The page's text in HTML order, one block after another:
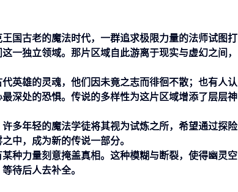
国古老的魔法时代，一群追求极限力量的法师试图打
一独立领域。那片区域自此游离于现实与虚幻之间，
英雄的灵魂，他们因未竟之志而徘徊不散；也有人认
深处的恐惧。传说的多样性为这片区域增添了层层神
多年轻的魔法学徒将其视为试炼之所，希望通过探险
中，成为新的传说一部分。
种力量刻意掩盖真相。这种模糊与断裂，使得幽灵空
待后人去补全。